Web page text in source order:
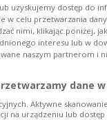
uzyskujemy dostęp do
w celu przetwarzania
nimi, klikając poniżej,
interesu lub w
naszym partnerom i
dane
Aktywne
na urządzeniu lub